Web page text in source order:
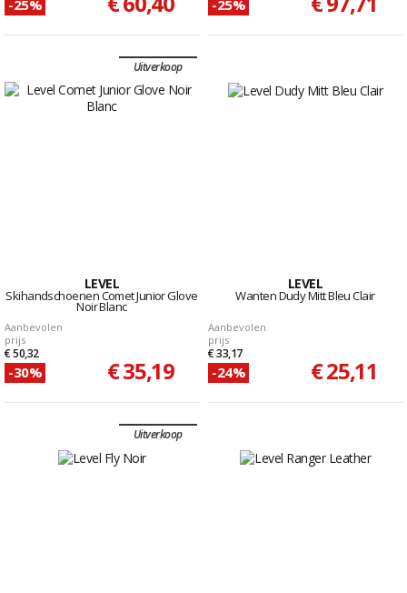
-25% -25%
Uitverkoop
LEVEL
Skihandschoenen Comet Junior Glove
Noir Blanc
Aanbevolen
prijs
€ 50,32
-30% € 35,19
LEVEL
Wanten Dudy Mitt Bleu Clair
Aanbevolen
prijs
€ 33,17
-24% € 25,11
Uitverkoop